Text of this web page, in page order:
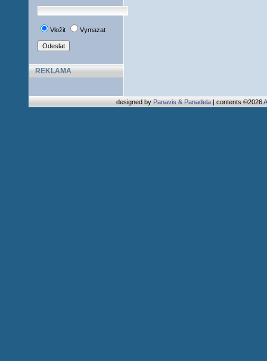
Vložit Vymazat
REKLAMA
designed byPanavis & Panadela| contents ©2026